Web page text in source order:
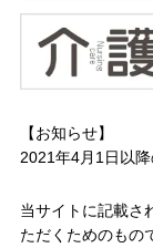
【お知らせ】
2021年4月1日以
当サイトに記載さ
ただくためのもの